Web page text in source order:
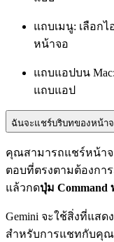
แถบเมนู: เลือก
หน้าจอ
แถบแอปบน
แถบแอป
ฉันจะแชร์บริบทของหน้า
คุณสามารถแชร์หน้าจ
ตอบที่ตรงตามต้องกา
แล้วกดปุ่ม Command
Gemini จะใช้สิ่งที่แส
สำหรับการแชทกับคุณ